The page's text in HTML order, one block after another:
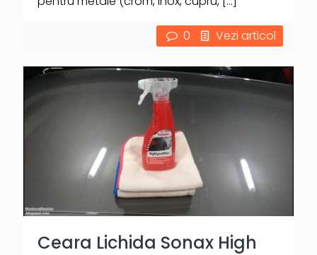
0 Vezi articol
Ceara Lichida Sonax High